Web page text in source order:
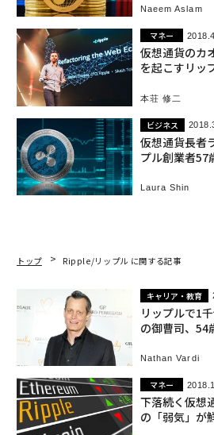
Naeem Aslam
マネー
仮想通貨のカ
を起こすリッ
本荘 修二
ビジネス
仮想通貨長者
プル創業者57
Laura Shin
トップ Ripple/リップル に関する記事
キャリア・教育
リップルで1
の御曹司、54
Nathan Vardi
マネー
下落続く仮想
の「弱気」が